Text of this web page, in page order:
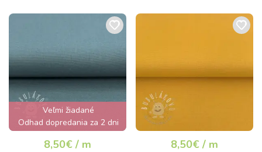
Veľmi žiadané
Odhad dopredania za 2 dni
8,50€ / m 8,50€ / m